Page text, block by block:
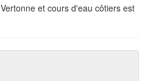
et cours d'eau côtiers est